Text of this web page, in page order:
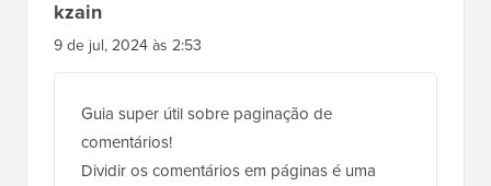
kzain
9 de jul, 2024 às 2:53
Guia super útil sobre paginação de
comentários!
Dividir os comentários em páginas é uma